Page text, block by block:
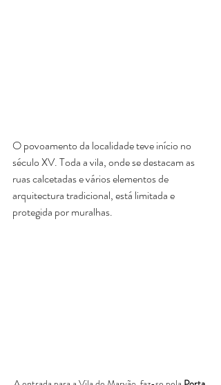
O povoamento da localidade teve início no
século XV. Toda a vila, onde se destacam as
ruas calcetadas e vários elementos de
arquitectura tradicional, está limitada e
protegida por muralhas.